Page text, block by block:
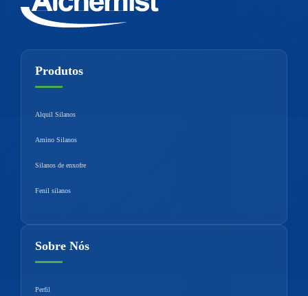
Produtos
Alquil Silanos
Amino Silanos
Silanos de enxofre
Fenil silanos
Sobre Nós
Perfil